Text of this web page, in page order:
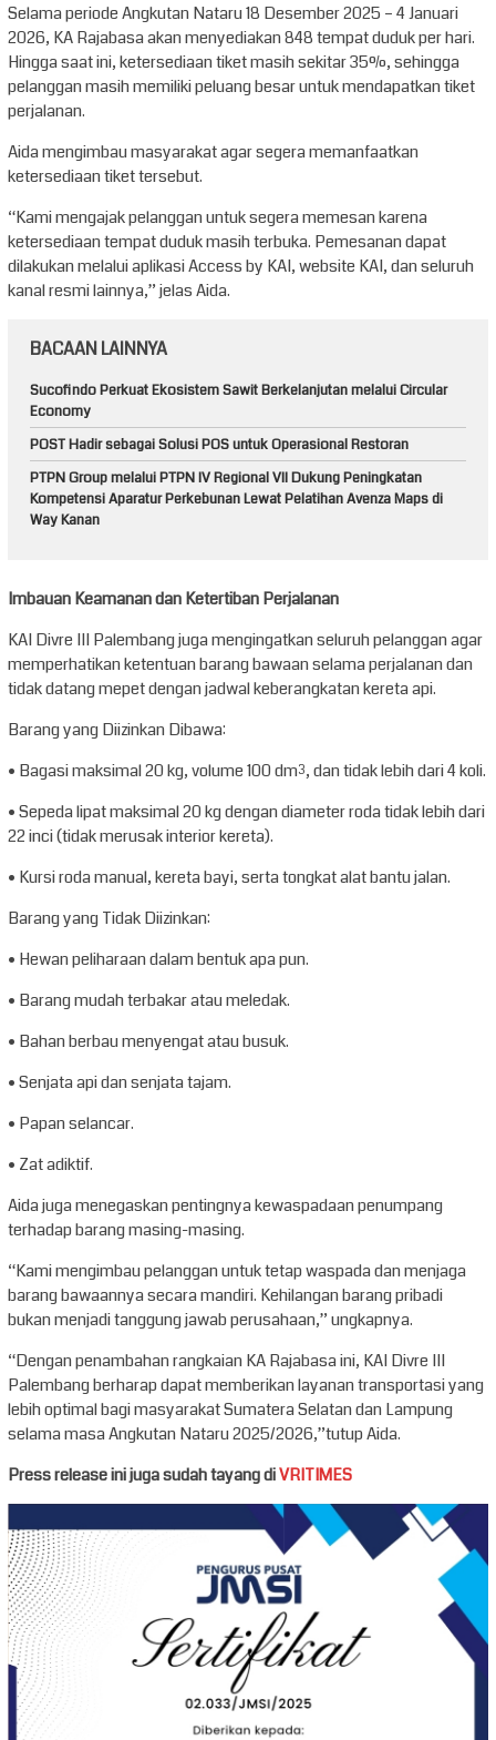
Selama periode Angkutan Nataru 18 Desember 2025 – 4 Januari
2026, KA Rajabasa akan menyediakan 848 tempat duduk per hari.
Hingga saat ini, ketersediaan tiket masih sekitar 35%, sehingga
pelanggan masih memiliki peluang besar untuk mendapatkan tiket
perjalanan.
Aida mengimbau masyarakat agar segera memanfaatkan
ketersediaan tiket tersebut.
“Kami mengajak pelanggan untuk segera memesan karena
ketersediaan tempat duduk masih terbuka. Pemesanan dapat
dilakukan melalui aplikasi Access by KAI, website KAI, dan seluruh
kanal resmi lainnya,” jelas Aida.
BACAAN LAINNYA
Sucofindo Perkuat Ekosistem Sawit Berkelanjutan melalui Circular
Economy
POST Hadir sebagai Solusi POS untuk Operasional Restoran
PTPN Group melalui PTPN IV Regional VII Dukung Peningkatan
Kompetensi Aparatur Perkebunan Lewat Pelatihan Avenza Maps di
Way Kanan
Imbauan Keamanan dan Ketertiban Perjalanan
KAI Divre III Palembang juga mengingatkan seluruh pelanggan agar
memperhatikan ketentuan barang bawaan selama perjalanan dan
tidak datang mepet dengan jadwal keberangkatan kereta api.
Barang yang Diizinkan Dibawa:
• Bagasi maksimal 20 kg, volume 100 dm³, dan tidak lebih dari 4 koli.
• Sepeda lipat maksimal 20 kg dengan diameter roda tidak lebih dari
22 inci (tidak merusak interior kereta).
• Kursi roda manual, kereta bayi, serta tongkat alat bantu jalan.
Barang yang Tidak Diizinkan:
• Hewan peliharaan dalam bentuk apa pun.
• Barang mudah terbakar atau meledak.
• Bahan berbau menyengat atau busuk.
• Senjata api dan senjata tajam.
• Papan selancar.
• Zat adiktif.
Aida juga menegaskan pentingnya kewaspadaan penumpang
terhadap barang masing-masing.
“Kami mengimbau pelanggan untuk tetap waspada dan menjaga
barang bawaannya secara mandiri. Kehilangan barang pribadi
bukan menjadi tanggung jawab perusahaan,” ungkapnya.
“Dengan penambahan rangkaian KA Rajabasa ini, KAI Divre III
Palembang berharap dapat memberikan layanan transportasi yang
lebih optimal bagi masyarakat Sumatera Selatan dan Lampung
selama masa Angkutan Nataru 2025/2026,”tutup Aida.
Press release ini juga sudah tayang diVRITIMES